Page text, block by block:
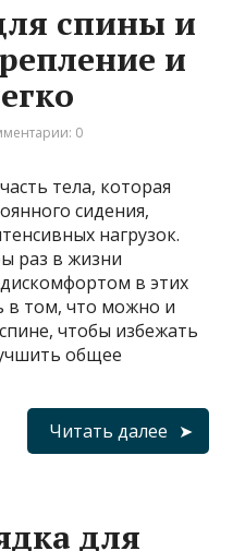
спины и
и
0
тела, которая
сидения,
нагрузок.
раз в жизни
в этих
в том, что можно и
чтобы избежать
общее
Читать далее
для